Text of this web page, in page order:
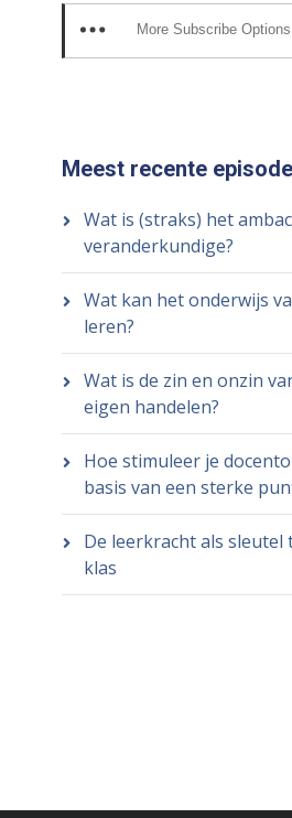
More Subscribe Options
Meest recente
Wat is (straks) het
veranderkundige?
Wat kan het onderwijs
leren?
Wat is de zin en onzin
eigen handelen?
Hoe stimuleer je
basis van een sterke
De leerkracht als sleutel
klas